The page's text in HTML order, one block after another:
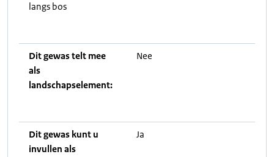
langs bos
Dit gewas telt mee
als
landschapselement:
Nee
Dit gewas kunt u
invullen als
Ja